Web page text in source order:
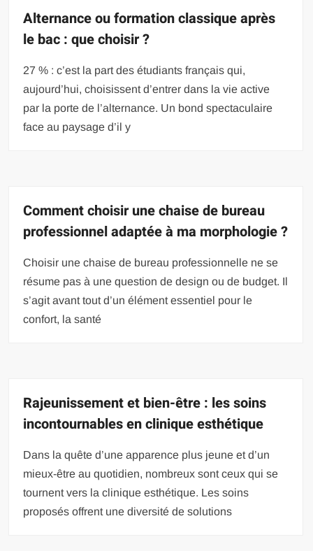
Alternance ou formation classique après
le bac : que choisir ?
27 % : c’est la part des étudiants français qui,
aujourd’hui, choisissent d’entrer dans la vie active
par la porte de l’alternance. Un bond spectaculaire
face au paysage d’il y
Comment choisir une chaise de bureau
professionnel adaptée à ma morphologie ?
Choisir une chaise de bureau professionnelle ne se
résume pas à une question de design ou de budget. Il
s’agit avant tout d’un élément essentiel pour le
confort, la santé
Rajeunissement et bien-être : les soins
incontournables en clinique esthétique
Dans la quête d’une apparence plus jeune et d’un
mieux-être au quotidien, nombreux sont ceux qui se
tournent vers la clinique esthétique. Les soins
proposés offrent une diversité de solutions